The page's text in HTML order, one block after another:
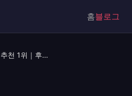
홈블로그
인계동호스트바 추천 1위｜후기를 바탕으로 추천하는 최적의 선택지